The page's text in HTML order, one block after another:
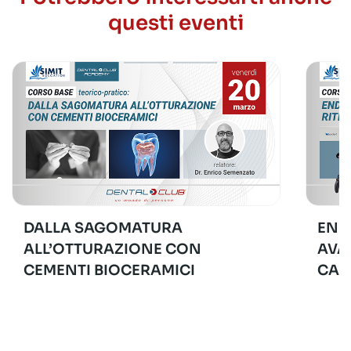
questi eventi
DALLA SAGOMATURA
ALL’OTTURAZIONE CON
CEMENTI BIOCERAMICI